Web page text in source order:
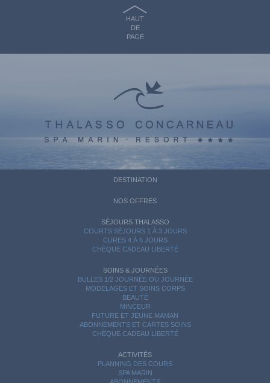
HAUT
DE
PAGE
DESTINATION
NOS OFFRES
SÉJOURS THALASSO
COURTS SÉJOURS 1 À 3 JOURS
CURES 4 À 6 JOURS
CHÈQUE CADEAU LIBERTÉ
SOINS & JOURNÉES
BULLES 1/2 JOURNÉE OU JOURNÉE
MODELAGES ET SOINS CORPS
BEAUTÉ
MINCEUR
FUTURE ET JEUNE MAMAN
ABONNEMENTS ET CARTES SOINS
CHÈQUE CADEAU LIBERTÉ
ACTIVITÉS
PLANNING DES COURS
SPA MARIN